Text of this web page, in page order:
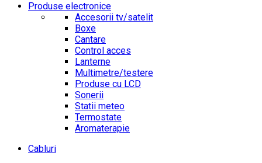
Produse electronice
Accesorii tv/satelit
Boxe
Cantare
Control acces
Lanterne
Multimetre/testere
Produse cu LCD
Sonerii
Statii meteo
Termostate
Aromaterapie
Cabluri